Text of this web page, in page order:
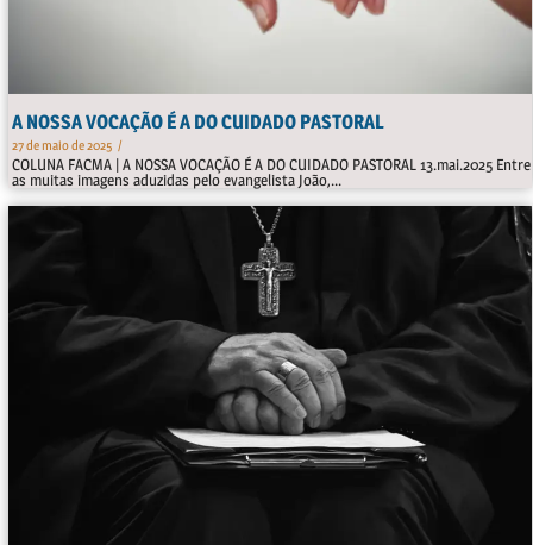
A NOSSA VOCAÇÃO É A DO CUIDADO PASTORAL
27 de maio de 2025 /
COLUNA FACMA | A NOSSA VOCAÇÃO É A DO CUIDADO PASTORAL 13.mai.2025 Entre
as muitas imagens aduzidas pelo evangelista João,...